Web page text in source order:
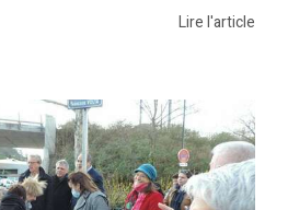
Lire l'article